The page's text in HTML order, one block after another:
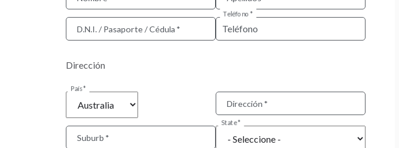
D.N.I. / Pasaporte / Cédula
Teléfono
Dirección
País
Dirección
Suburb
State